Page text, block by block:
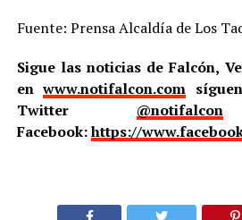
Fuente: Prensa Alcaldía de Los
Sigue las noticias de Falcón,
enwww.notifalcon.com
Twitter @notifalcon
Facebook:https://